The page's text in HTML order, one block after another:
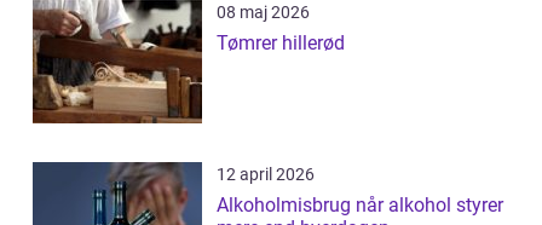
08 maj 2026
Tømrer hillerød
12 april 2026
Alkoholmisbrug når alkohol styrer